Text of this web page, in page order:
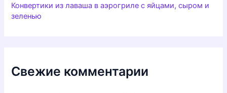
Конвертики из лаваша в аэрогриле с яйцами, сыром и
зеленью
Свежие комментарии